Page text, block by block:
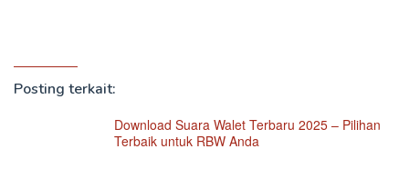
Posting terkait:
Download Suara Walet Terbaru 2025 – Pilihan
Terbaik untuk RBW Anda